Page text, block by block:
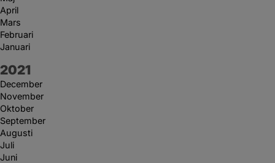
April
Mars
Februari
Januari
År:
2021
December
November
Oktober
September
Augusti
Juli
Juni